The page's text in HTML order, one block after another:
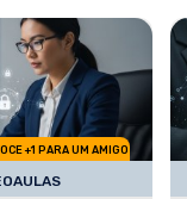
+1 PARA UM AMIGO